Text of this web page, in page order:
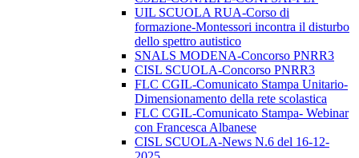
UIL SCUOLA RUA-Corso di
formazione-Montessori incontra il disturbo
dello spettro autistico
SNALS MODENA-Concorso PNRR3
CISL SCUOLA-Concorso PNRR3
FLC CGIL-Comunicato Stampa Unitario-
Dimensionamento della rete scolastica
FLC CGIL-Comunicato Stampa- Webinar
con Francesca Albanese
CISL SCUOLA-News N.6 del 16-12-